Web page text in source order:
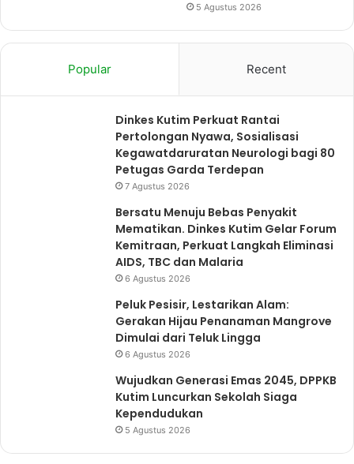
5 Agustus 2026
Popular Recent
Dinkes Kutim Perkuat Rantai
Pertolongan Nyawa, Sosialisasi
Kegawatdaruratan Neurologi bagi 80
Petugas Garda Terdepan
7 Agustus 2026
Bersatu Menuju Bebas Penyakit
Mematikan. Dinkes Kutim Gelar Forum
Kemitraan, Perkuat Langkah Eliminasi
AIDS, TBC dan Malaria
6 Agustus 2026
Peluk Pesisir, Lestarikan Alam:
Gerakan Hijau Penanaman Mangrove
Dimulai dari Teluk Lingga
6 Agustus 2026
Wujudkan Generasi Emas 2045, DPPKB
Kutim Luncurkan Sekolah Siaga
Kependudukan
5 Agustus 2026